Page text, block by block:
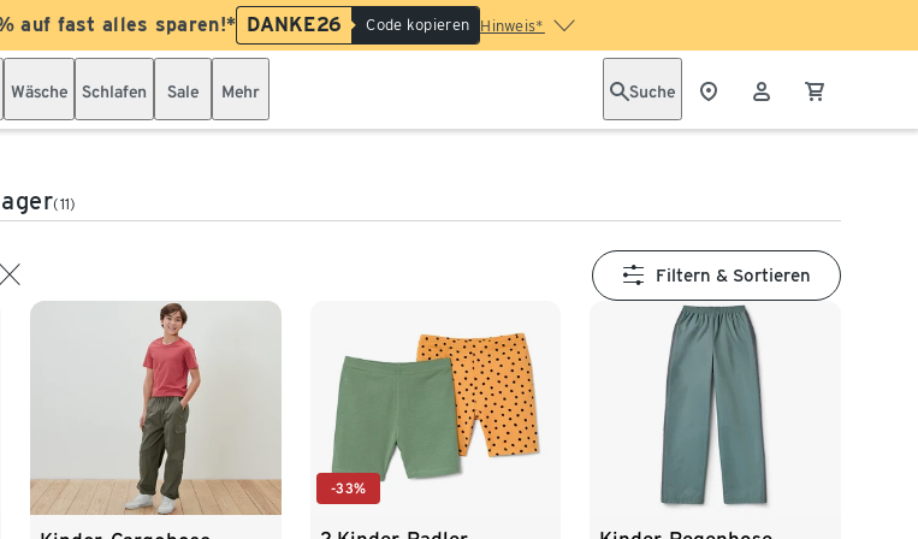
auf fast alles sparen!* DANKE26 Code kopieren Hinweis*
Wäsche Schlafen Sale Mehr Suche
(11)
Filtern & Sortieren
-33%